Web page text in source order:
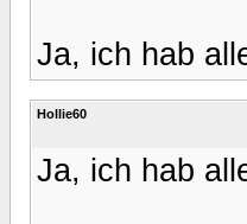
Ja, ich hab
Hollie60
Ja, ich hab